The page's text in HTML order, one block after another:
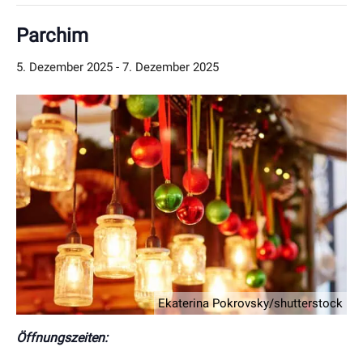
Parchim
5. Dezember 2025 - 7. Dezember 2025
Ekaterina Pokrovsky/shutterstock
Öffnungszeiten: